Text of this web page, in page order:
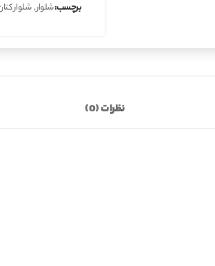
برچسب:شلوار,شلوار
نظرات (0)